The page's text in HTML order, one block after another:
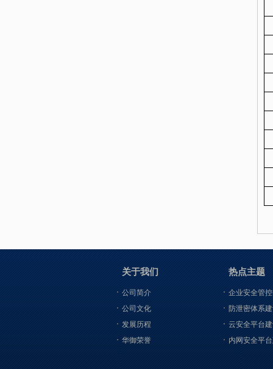
关于我们
公司简介
公司文化
发展历程
华御荣誉
热点主题
企业安全管
防泄密体系
云安全平台
内网安全平